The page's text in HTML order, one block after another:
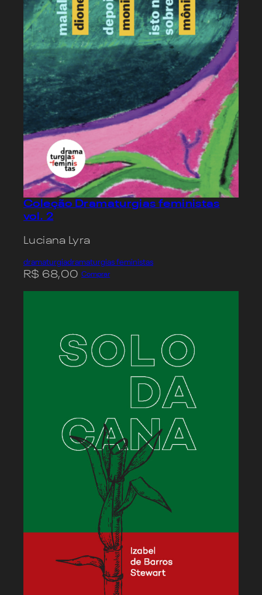
Coleção Dramaturgias feministas
vol. 2
Luciana Lyra
dramaturgiadramaturgias feministas
R$ 68,00 Comprar